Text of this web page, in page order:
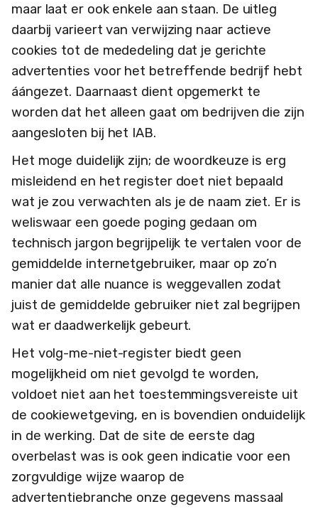
maar laat er ook enkele aan staan. De uitleg
daarbij varieert van verwijzing naar actieve
cookies tot de mededeling dat je gerichte
advertenties voor het betreffende bedrijf hebt
áángezet. Daarnaast dient opgemerkt te
worden dat het alleen gaat om bedrijven die zijn
aangesloten bij het IAB.
Het moge duidelijk zijn; de woordkeuze is erg
misleidend en het register doet niet bepaald
wat je zou verwachten als je de naam ziet. Er is
weliswaar een goede poging gedaan om
technisch jargon begrijpelijk te vertalen voor de
gemiddelde internetgebruiker, maar op zo’n
manier dat alle nuance is weggevallen zodat
juist de gemiddelde gebruiker niet zal begrijpen
wat er daadwerkelijk gebeurt.
Het volg-me-niet-register biedt geen
mogelijkheid om niet gevolgd te worden,
voldoet niet aan het toestemmingsvereiste uit
de cookiewetgeving, en is bovendien onduidelijk
in de werking. Dat de site de eerste dag
overbelast was is ook geen indicatie voor een
zorgvuldige wijze waarop de
advertentiebranche onze gegevens massaal